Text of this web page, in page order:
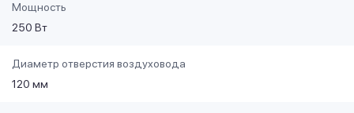
Мощность
250 Вт
Диаметр отверстия воздуховода
120 мм